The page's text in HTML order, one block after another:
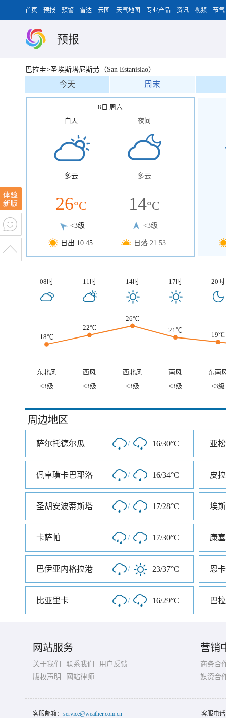
首页 预报 预警 雷达 云图 天气地图 专业产品 资讯 视频 节气
预报
巴拉圭>圣埃斯塔尼斯劳（San Estanislao）
今天 周末
8日 周六
白天
多云
26°C
<3级
日出 10:45
夜间
多云
14°C
<3级
日落 21:53
08时 11时 14时 17时 20时
18℃
22℃
26℃
21℃
19℃
东北风 西风 西北风 南风
东南
<3级
<3级 <3级 <3级 <3级
周边地区
萨尔托德尔瓜 / 16/30°C 亚
佩卓璜卡巴耶洛 / 16/34°C 皮
圣胡安波蒂斯塔 / 17/28°C
卡萨帕 / 17/30°C 康
巴伊亚内格拉港 / 23/37°C 恩
比亚里卡 / 16/29°C 巴
网站服务
关于我们 联系我们
用户反馈
版权声明
网站律师
营销
商务合
媒资合
客服邮箱： service@weather.com.cn 客服电